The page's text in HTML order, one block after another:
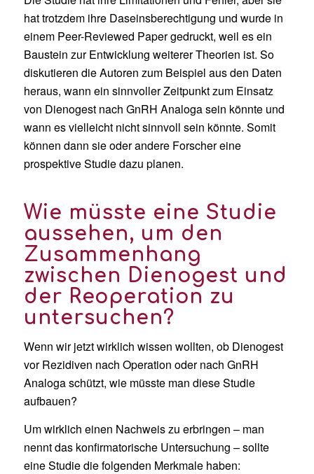
hat trotzdem ihre Daseinsberechtigung und wurde in
einem Peer-Reviewed Paper gedruckt, weil es ein
Baustein zur Entwicklung weiterer Theorien ist. So
diskutieren die Autoren zum Beispiel aus den Daten
heraus, wann ein sinnvoller Zeitpunkt zum Einsatz
von Dienogest nach GnRH Analoga sein könnte und
wann es vielleicht nicht sinnvoll sein könnte. Somit
können dann sie oder andere Forscher eine
prospektive Studie dazu planen.
Wie müsste eine Studie
aussehen, um den
Zusammenhang
zwischen Dienogest und
der Reoperation zu
untersuchen?
Wenn wir jetzt wirklich wissen wollten, ob Dienogest
vor Rezidiven nach Operation oder nach GnRH
Analoga schützt, wie müsste man diese Studie
aufbauen?
Um wirklich einen Nachweis zu erbringen – man
nennt das konfirmatorische Untersuchung – sollte
eine Studie die folgenden Merkmale haben: